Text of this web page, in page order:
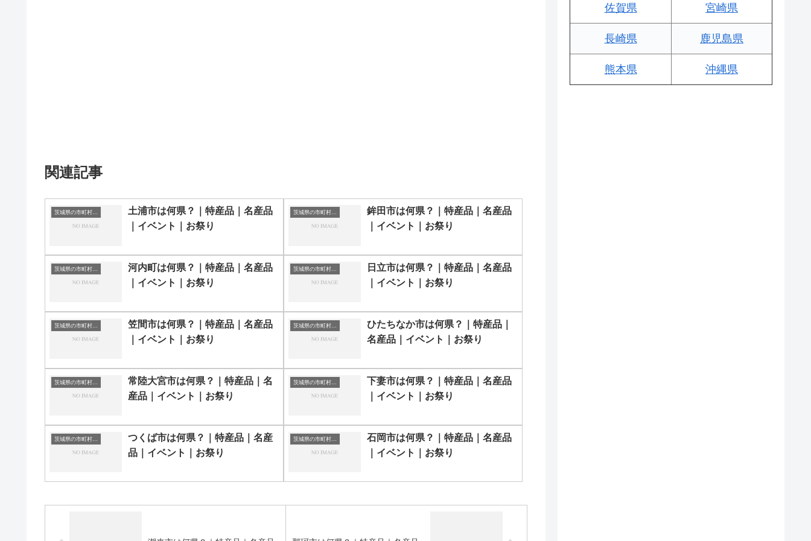
関連記事
茨城県の市町村一覧
土浦市は何県？｜特産品｜名産品
｜イベント｜お祭り
茨城県の市町村一覧
鉾田市は何県？｜特産品｜名産品
｜イベント｜お祭り
茨城県の市町村一覧
河内町は何県？｜特産品｜名産品
｜イベント｜お祭り
茨城県の市町村一覧
日立市は何県？｜特産品｜名産品
｜イベント｜お祭り
茨城県の市町村一覧
笠間市は何県？｜特産品｜名産品
｜イベント｜お祭り
茨城県の市町村一覧
ひたちなか市は何県？｜特産品｜
名産品｜イベント｜お祭り
茨城県の市町村一覧
常陸大宮市は何県？｜特産品｜名
産品｜イベント｜お祭り
茨城県の市町村一覧
下妻市は何県？｜特産品｜名産品
｜イベント｜お祭り
茨城県の市町村一覧
つくば市は何県？｜特産品｜名産
品｜イベント｜お祭り
茨城県の市町村一覧
石岡市は何県？｜特産品｜名産品
｜イベント｜お祭り
佐賀県 宮崎県
長崎県 鹿児島県
熊本県 沖縄県